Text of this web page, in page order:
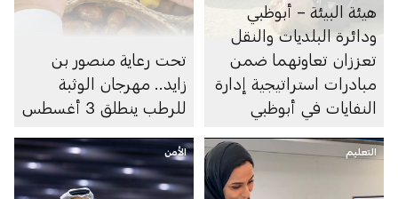
هيئة البيئة – أبوظبي
ودائرة البلديات والنقل
تعززان تعاونهما ضمن
مبادرات استراتيجية إدارة
النفايات في أبوظبي
تحت رعاية منصور بن
زايد.. مهرجان الوثبة
للرطب ينطلق 3 أغسطس
التعليم الأمن